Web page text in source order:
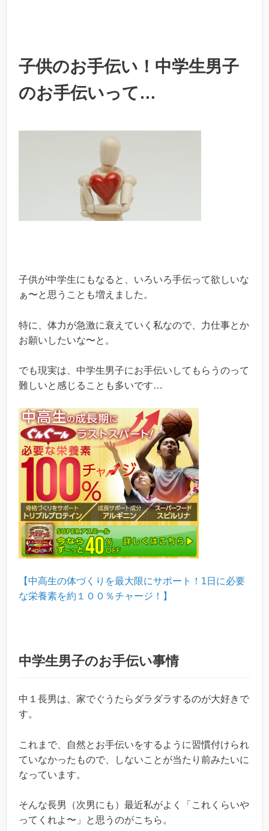
子供のお手伝い！中学生男子
のお手伝いって…
子供が中学生にもなると、いろいろ手伝って欲しいな
ぁ〜と思うことも増えました。
特に、体力が急激に衰えていく私なので、力仕事とか
お願いしたいな〜と。
でも現実は、中学生男子にお手伝いしてもらうのって
難しいと感じることも多いです…
【中高生の体づくりを最大限にサポート！1日に必要
な栄養素を約１００％チャージ！】
中学生男子のお手伝い事情
中１長男は、家でぐうたらダラダラするのが大好きで
す。
これまで、自然とお手伝いをするように習慣付けられ
ていなかったもので、しないことが当たり前みたいに
なっています。
そんな長男（次男にも）最近私がよく「これくらいや
ってくれよ〜」と思うのがこちら。